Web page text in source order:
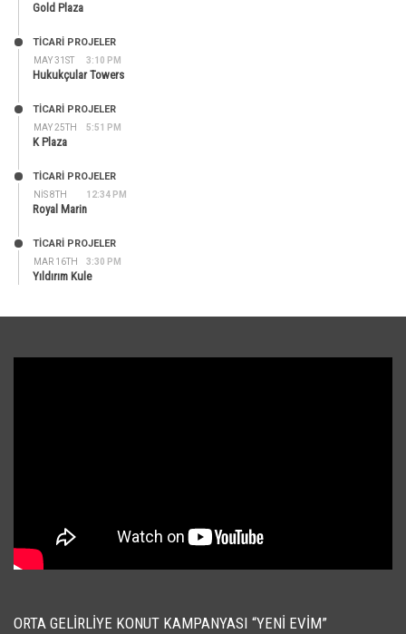
Gold Plaza
MAY 31ST 3:10 PM
TİCARİ PROJELER
Hukukçular Towers
MAY 25TH 5:51 PM
TİCARİ PROJELER
K Plaza
NIS 8TH 12:34 PM
TİCARİ PROJELER
Royal Marin
MAR 16TH 3:30 PM
TİCARİ PROJELER
Yıldırım Kule
ORTA GELIRLIYE KONUT KAMPANYASI “YENI EVIM”